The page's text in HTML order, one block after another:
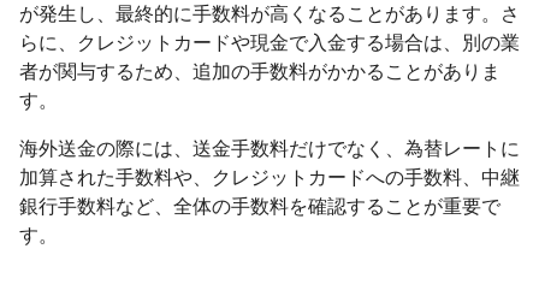
が発生し、最終的に手数料が高くなることがあります。さ
らに、クレジットカードや現金で入金する場合は、別の業
者が関与するため、追加の手数料がかかることがありま
す。
海外送金の際には、送金手数料だけでなく、為替レートに
加算された手数料や、クレジットカードへの手数料、中継
銀行手数料など、全体の手数料を確認することが重要で
す。